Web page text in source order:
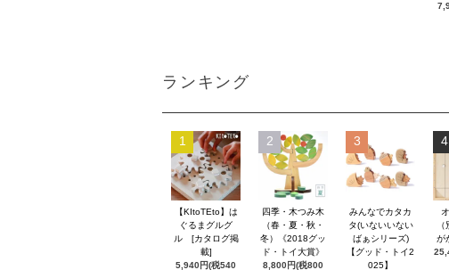
ランキング
1
【KItoTEto】は
ぐるまグルグ
ル [カタログ掲
載]
5,940円(税540
2
四季・木つみ木
（春・夏・秋・
冬）《2018グッ
ド・トイ大賞》
8,800円(税800
3
みんなでカタカ
タ(いないいない
ばぁシリーズ)
【グッド・トイ2
025】
4
が